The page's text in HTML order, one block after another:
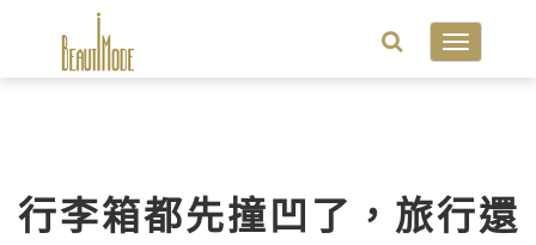
Toggle
行李箱都先撞凹了，旅行還